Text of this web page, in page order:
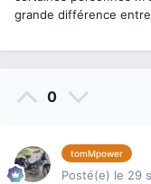
grande différence entre
0
tomMpower
Posté(e) le 29